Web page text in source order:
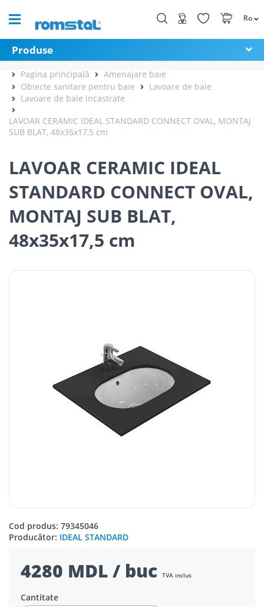
Ro
Produse
Pagina principală
Amenajare baie
Obiecte sanitare pentru baie
Lavoare de baie
Lavoare de baie incastrate
LAVOAR CERAMIC IDEAL STANDARD CONNECT OVAL, MONTAJ
SUB BLAT, 48x35x17,5 cm
LAVOAR CERAMIC IDEAL
STANDARD CONNECT OVAL,
MONTAJ SUB BLAT,
48x35x17,5 cm
Cod produs: 79345046
Producător: IDEAL STANDARD
4280 MDL / buc TVA inclus
Cantitate